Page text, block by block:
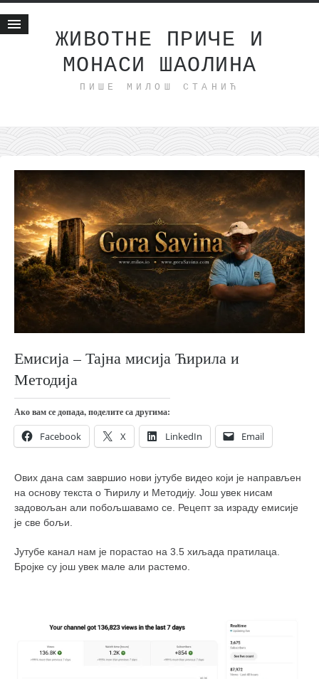
ЖИВОТНЕ ПРИЧЕ И
МОНАСИ ШАОЛИНА
ПИШЕ МИЛОШ СТАНИЋ
Животне приче
интернет пословање
исхраном до здравља
мој хаику
моменти и места
бонус садржај
светлопис
законоправило
духовни отац
православље
ћирилица
породичне приче
прота Воја
уместо твитера
азбуки и књиге
Окинава карате
моје белешке
карате
Емисија – Тајна мисија Ћирила и
Методија
Ако вам се допада, поделите са другима:
Facebook X LinkedIn Email
Ових дана сам завршио нови јутубе видео који је направљен
на основу текста о Ћирилу и Методију. Још увек нисам
задовољан али побољшавамо се. Рецепт за израду емисије
је све бољи.
Јутубе канал нам је порастао на 3.5 хиљада пратилаца.
Бројке су још увек мале али растемо.